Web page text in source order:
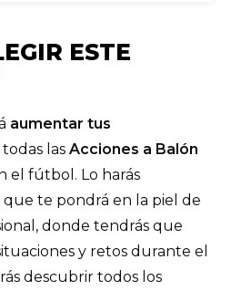
ESTE
aumentar tus
las Acciones a Balón
el fútbol. Lo harás
te pondrá en la piel de
donde tendrás que
y retos durante el
descubrir todos los